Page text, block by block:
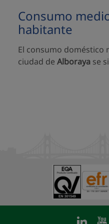
Consumo
habitante
El consumo doméstico
ciudad de Alboraya se